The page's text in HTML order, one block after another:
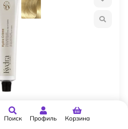
краска для волос
Поиск Профиль Корзина